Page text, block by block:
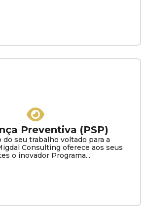
Preventiva (PSP)
do seu trabalho voltado para a
Consulting oferece aos seus
o inovador Programa...